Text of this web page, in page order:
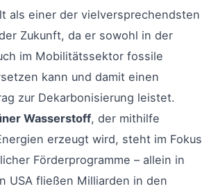
als einer der vielversprechendsten
Zukunft, da er sowohl in der
im Mobilitätssektor fossile
kann und damit einen
zur Dekarbonisierung leistet.
Wasserstoff, der mithilfe
erzeugt wird, steht im Fokus
Förderprogramme – allein in
USA fließen Milliarden in den